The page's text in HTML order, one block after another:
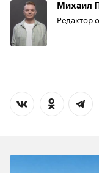
Михаил
Редактор